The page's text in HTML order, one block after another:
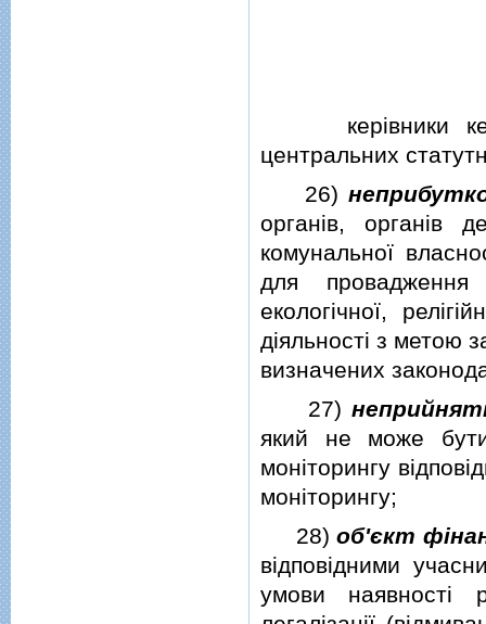
керiвники
центральних
26)
органiв, органiв
комунальної
для провадження
екологiчної,
дiяльностi з метою
визначених
27)
який не може
монiторингу
монiторингу;
28)об'єкт
вiдповiдними
умови наявностi